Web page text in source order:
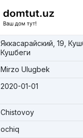
Яккасарайский, 19,
Кушбеги
Mirzo Ulugbek
2020-01-01
Chistovoy
ochiq